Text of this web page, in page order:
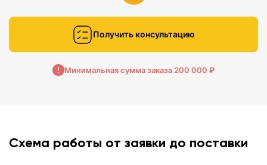
Получить консультацию
Минимальная сумма заказа 200 000 ₽
Схема работы от заявки до поставки